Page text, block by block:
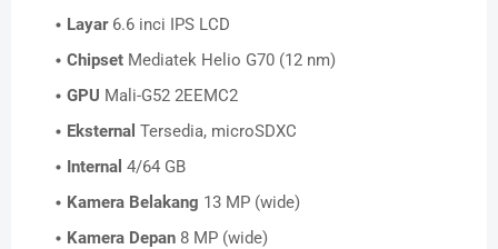
Layar6.6 inci IPS LCD
Chipset Mediatek Helio G70 (12 nm)
GPU Mali-G52 2EEMC2
Eksternal Tersedia, microSDXC
Internal 4/64 GB
Kamera Belakang 13 MP (wide)
Kamera Depan 8 MP (wide)